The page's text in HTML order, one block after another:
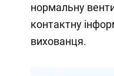
нормальну
контактну
вихованця.